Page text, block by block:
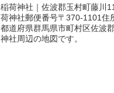
稲荷神社｜佐波郡玉村町藤川
荷神社郵便番号〒370-1101住
都道府県群馬県市町村区佐波
神社周辺の地図です。